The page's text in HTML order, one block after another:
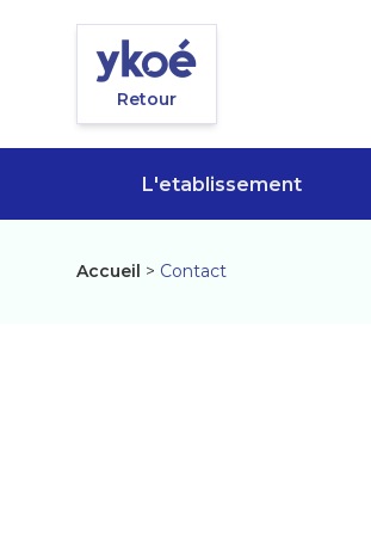
Retour
L'etablissement
Accueil > Contact
Panneau de gestion des cookies